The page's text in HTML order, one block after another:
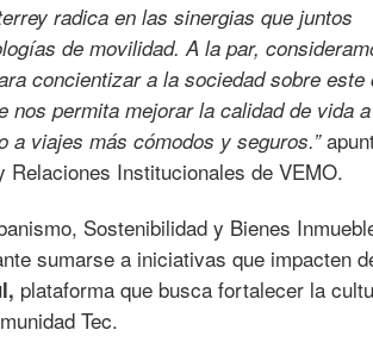
radica en las sinergias que juntos
de movilidad. A la par,
concientizar a la sociedad sobre este
permita mejorar la calidad de vida
viajes más cómodos y seguros.”
Institucionales de VEMO.
Sostenibilidad y Bienes
sumarse a iniciativas que impacten
plataforma que busca fortalecer la
Tec.